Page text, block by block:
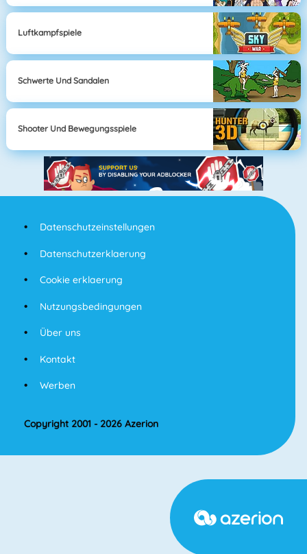
Luftkampfspiele
Schwerte Und Sandalen
Shooter Und Bewegungsspiele
Datenschutzeinstellungen
Datenschutzerklaerung
Cookie erklaerung
Nutzungsbedingungen
Über uns
Kontakt
Werben
Copyright 2001 - 2026 Azerion